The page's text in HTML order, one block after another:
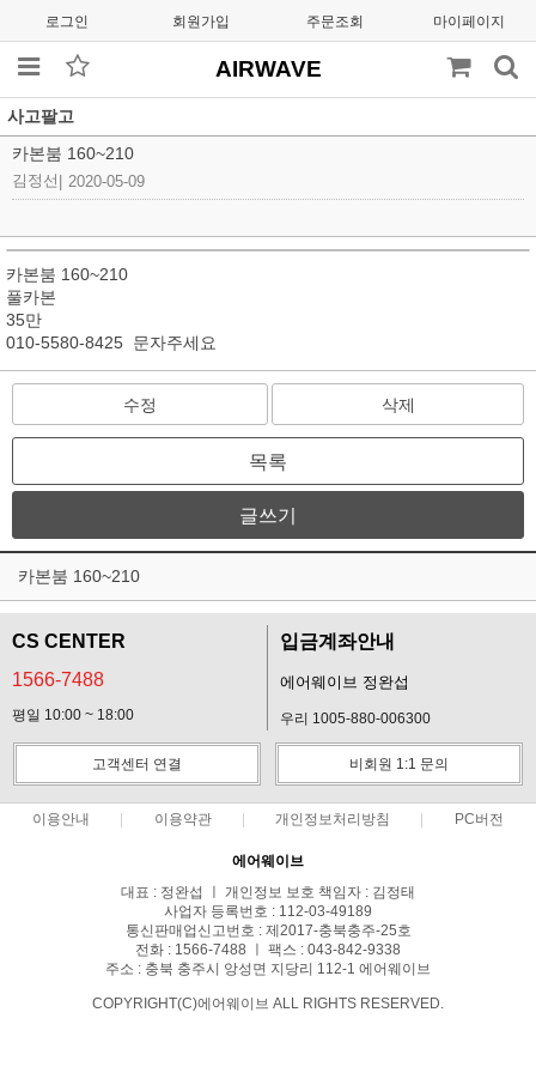
로그인 회원가입 주문조회 마이페이지
AIRWAVE
사고팔고
카본붐 160~210
김정선 2020-05-09
카본붐 160~210
풀카본
35만
010-5580-8425 문자주세요
수정 삭제
목록
글쓰기
카본붐 160~210
CS CENTER
1566-7488
평일 10:00 ~ 18:00
입금계좌안내
에어웨이브 정완섭
우리 1005-880-006300
고객센터 연결 비회원 1:1 문의
이용안내 이용약관 개인정보처리방침 PC버전
에어웨이브
대표 : 정완섭 ㅣ 개인정보 보호 책임자 : 김정태
사업자 등록번호 : 112-03-49189
통신판매업신고번호 : 제2017-충북충주-25호
전화 : 1566-7488 ㅣ 팩스 : 043-842-9338
주소 : 충북 충주시 앙성면 지당리 112-1 에어웨이브
COPYRIGHT(C)에어웨이브 ALL RIGHTS RESERVED.